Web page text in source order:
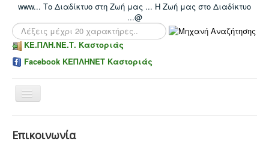
www... Το Διαδίκτυο στη Ζωή μας ... Η Ζωή μας στο Διαδίκτυο
...@
Αναζήτηση...
ΚΕ.ΠΛΗ.ΝΕ.Τ. Καστοριάς
Facebook ΚΕΠΛΗΝΕΤ Καστοριάς
Toggle
Επικοινωνία